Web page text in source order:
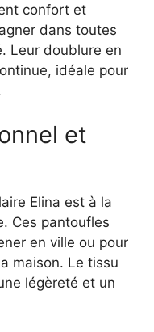
confort et
dans toutes
Leur doublure en
idéale pour
et
Elina est à la
Ces pantoufles
en ville ou pour
maison. Le tissu
légèreté et un